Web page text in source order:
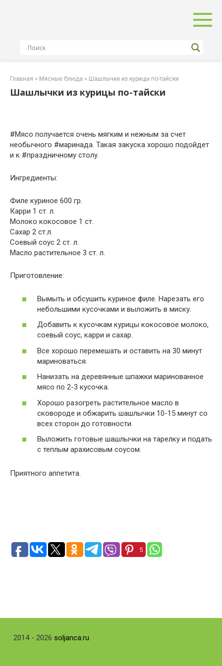
Главная » Мясные блюда » Шашлычки из курицы по-тайски
Шашлычки из курицы по-тайски
#Мясо получается очень мягким и нежным за счет
необычного #маринада. Такая закуска хорошо подойдет
и к #праздничному столу.
Ингредиенты:
Филе куриное 600 гр.
Карри 1 ст. л.
Молоко кокосовое 1 ст.
Сахар 2 ст.л.
Соевый соус 2 ст. л.
Масло растительное 3 ст. л.
Приготовление:
Вымыть и обсушить куриное филе. Нарезать его
небольшими кусочками и выложить в миску.
Добавить к кусочкам курицы кокосовое молоко,
соевый соус, карри и сахар.
Все хорошо перемешать и оставить на 30 минут
мариноваться.
Нанизать на деревянные шпажки маринованное
мясо по 2-3 кусочка.
Хорошо разогреть растительное масло в
сковороде и обжарить шашлычки 10-15 минут со
всех сторон до готовности.
Выложить готовые шашлычки на тарелку и подать
с теплым арахисовым соусом.
Приятного аппетита.
5
. 2014 - 2026 soljanca.ru